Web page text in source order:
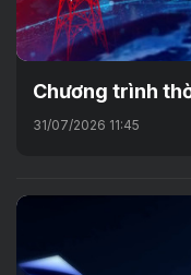
Chương trình
31/07/2026 11:45